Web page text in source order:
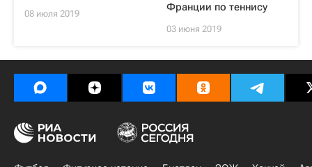
08 июля 2019
Франции по теннису
03 июня 2019